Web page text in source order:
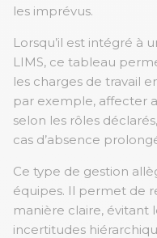
les imprévus.
Lorsqu’il est intégré à
LIMS, ce tableau
les charges de travail
par exemple, affecter
selon les rôles
cas d’absence
Ce type de gestion
équipes. Il permet de
manière claire, évitant
incertitudes